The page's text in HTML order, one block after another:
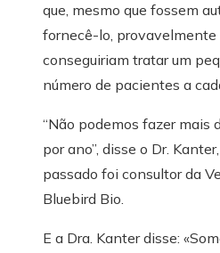
que, mesmo que fossem
fornecê-lo, provavelmente
conseguiriam tratar um
número de pacientes a
“Não podemos fazer mais
por ano”, disse o Dr.
passado foi consultor da
Bluebird Bio.
E a Dra. Kanter disse: